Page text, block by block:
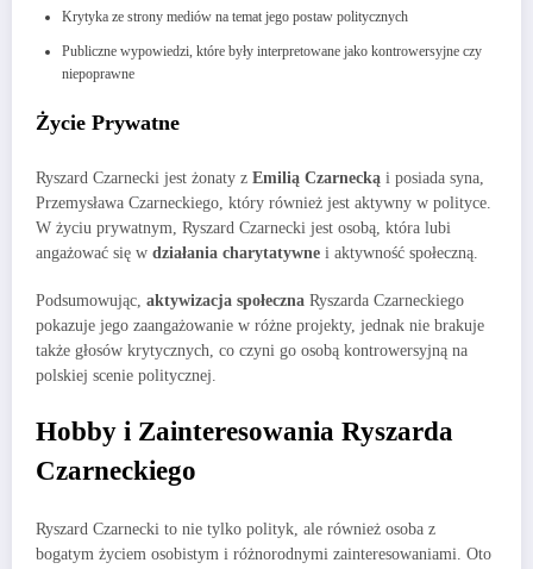
Krytyka ze strony mediów na temat jego postaw politycznych
Publiczne wypowiedzi, które były interpretowane jako kontrowersyjne czy
niepoprawne
Życie Prywatne
Ryszard Czarnecki jest żonaty z Emilią Czarnecką i posiada syna,
Przemysława Czarneckiego, który również jest aktywny w polityce.
W życiu prywatnym, Ryszard Czarnecki jest osobą, która lubi
angażować się w działania charytatywne i aktywność społeczną.
Podsumowując, aktywizacja społeczna Ryszarda Czarneckiego
pokazuje jego zaangażowanie w różne projekty, jednak nie brakuje
także głosów krytycznych, co czyni go osobą kontrowersyjną na
polskiej scenie politycznej.
Hobby i Zainteresowania Ryszarda
Czarneckiego
Ryszard Czarnecki to nie tylko polityk, ale również osoba z
bogatym życiem osobistym i różnorodnymi zainteresowaniami. Oto